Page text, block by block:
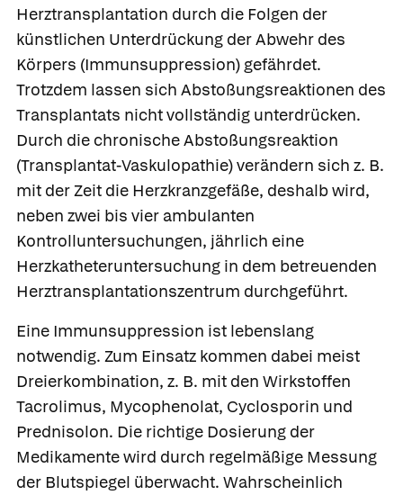
Herztransplantation durch die Folgen der
künstlichen Unterdrückung der Abwehr des
Körpers (Immunsuppression) gefährdet.
Trotzdem lassen sich Abstoßungsreaktionen des
Transplantats nicht vollständig unterdrücken.
Durch die chronische Abstoßungsreaktion
(Transplantat-Vaskulopathie) verändern sich z. B.
mit der Zeit die Herzkranzgefäße, deshalb wird,
neben zwei bis vier ambulanten
Kontrolluntersuchungen, jährlich eine
Herzkatheteruntersuchung in dem betreuenden
Herztransplantationszentrum durchgeführt.
Eine Immunsuppression ist lebenslang
notwendig. Zum Einsatz kommen dabei meist
Dreierkombination, z. B. mit den Wirkstoffen
Tacrolimus, Mycophenolat, Cyclosporin und
Prednisolon. Die richtige Dosierung der
Medikamente wird durch regelmäßige Messung
der Blutspiegel überwacht. Wahrscheinlich